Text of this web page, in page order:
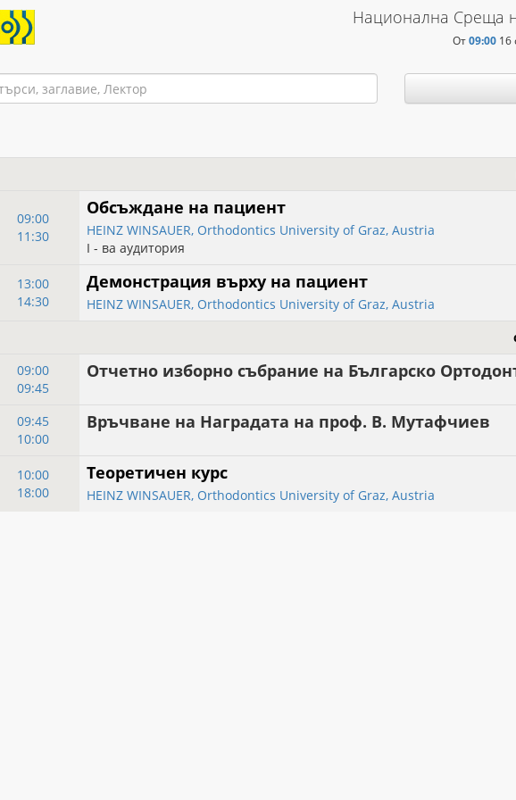
Национална Среща
От09:0016
09:00
11:30
Обсъждане на пациент
HEINZ WINSAUER, Orthodontics University of Graz, Austria
І - ва аудитория
13:00
14:30
Демонстрация върху на пациент
HEINZ WINSAUER, Orthodontics University of Graz, Austria
09:00
09:45
Отчетно изборно събрание на Българско
09:45
10:00
Връчване на Наградата на проф. В. Мутафчиев
10:00
18:00
Теоретичен курс
HEINZ WINSAUER, Orthodontics University of Graz, Austria